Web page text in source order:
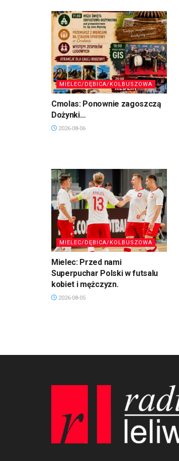
MIELEC/DĘBICA/KOLBUSZOWA
Cmolas: Ponownie zagoszczą
Dożynki…
2026-08-06
MIELEC/DĘBICA/KOLBUSZOWA
Mielec: Przed nami
Superpuchar Polski w futsalu
kobiet i mężczyzn.
2026-08-05